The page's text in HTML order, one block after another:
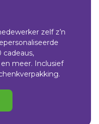
zelf z’n
meer. Inclusief